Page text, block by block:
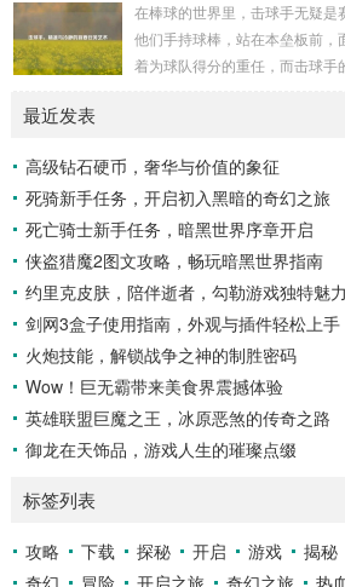
照耀下闪耀着刺眼的银光，仿佛
冠，而山脚下，则是一片郁郁
多，高大的乔木遮天蔽日，阳光
在棒球的世界里，击球手无疑是
他们手持球棒，站在本垒板前，
着为球队得分的重任，而击球
滑球，击球手需要在极短的时间
和落点，然后调整自己的击球动
色的视力和反应能力,更需要大量
最近发表
高级钻石硬币，奢华与价值的象征
死骑新手任务，开启初入黑暗的奇幻之旅
死亡骑士新手任务，暗黑世界序章开启
侠盗猎魔2图文攻略，畅玩暗黑世界指南
约里克皮肤，陪伴逝者，勾勒游戏独特魅
剑网3盒子使用指南，外观与插件轻松上手
火炮技能，解锁战争之神的制胜密码
Wow！巨无霸带来美食界震撼体验
英雄联盟巨魔之王，冰原恶煞的传奇之路
御龙在天饰品，游戏人生的璀璨点缀
标签列表
攻略 下载 探秘 开启 游戏 揭秘